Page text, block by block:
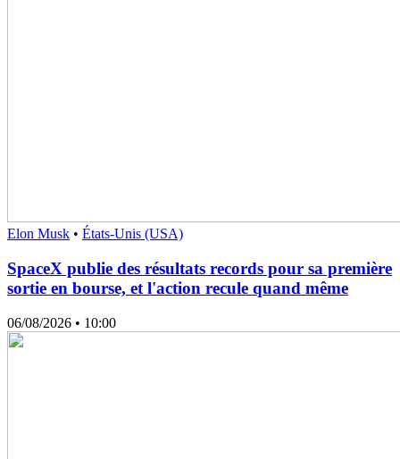
Elon Musk • États-Unis (USA)
SpaceX publie des résultats records pour sa première
sortie en bourse, et l'action recule quand même
06/08/2026 • 10:00